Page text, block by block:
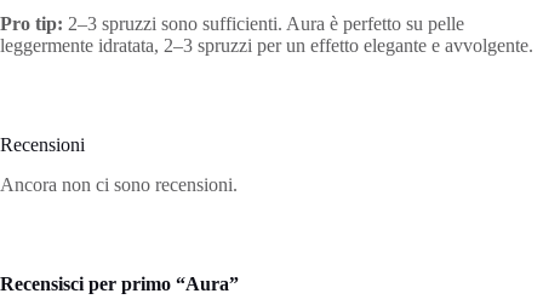
Pro tip: 2–3 spruzzi sono sufficienti. Aura è perfetto su pelle
leggermente idratata, 2–3 spruzzi per un effetto elegante e avvolgente.
Recensioni
Ancora non ci sono recensioni.
Recensisci per primo “Aura”